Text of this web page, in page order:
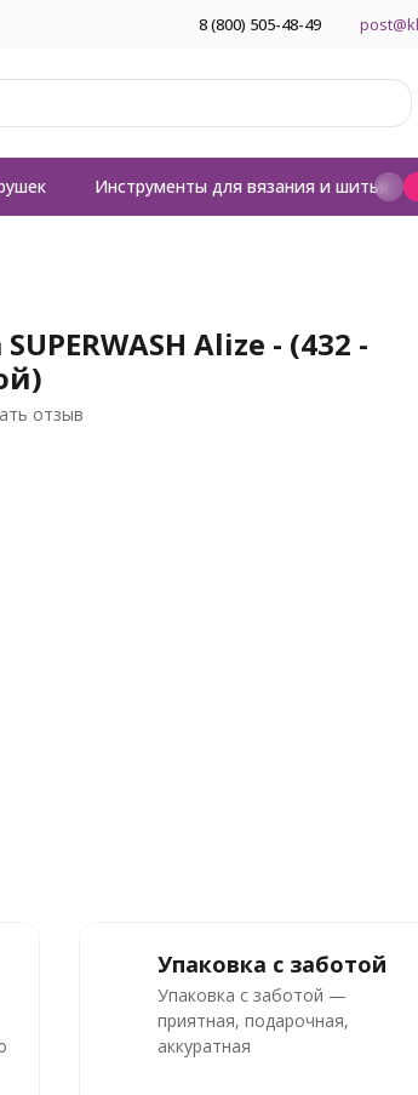
8 (800) 505-48-49
Инструменты для вязания и шитья
Alize - (432 -
отзыв
Упаковка с заботой
Упаковка с заботой —
приятная, подарочная,
аккуратная